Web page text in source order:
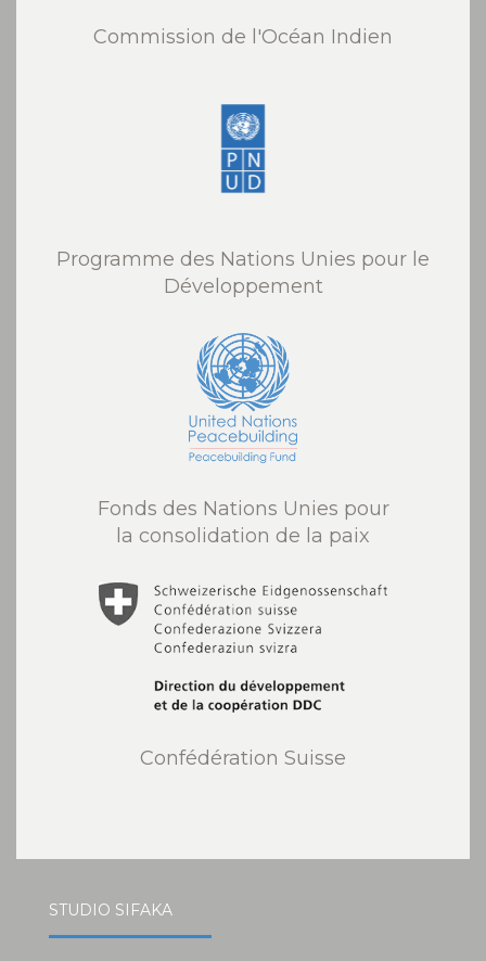
Commission de l'Océan Indien
Programme des Nations Unies pour le
Développement
Fonds des Nations Unies pour
la consolidation de la paix
Confédération Suisse
STUDIO SIFAKA